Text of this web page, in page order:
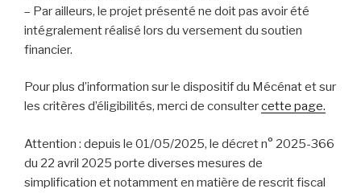
– Par ailleurs, le projet présenté ne doit pas avoir été
intégralement réalisé lors du versement du soutien
financier.
Pour plus d’information sur le dispositif du Mécénat et sur
les critères d’éligibilités, merci de consultercette page.
Attention : depuis le 01/05/2025, le décret n° 2025-366
du 22 avril 2025 porte diverses mesures de
simplification et notamment en matière de rescrit fiscal